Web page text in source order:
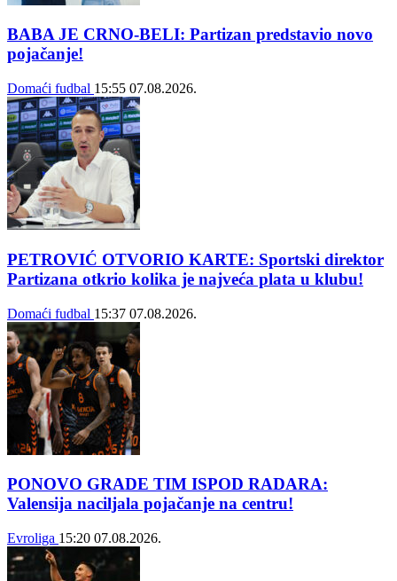
BABA JE CRNO-BELI: Partizan predstavio novo
pojačanje!
Domaći fudbal 15:55 07.08.2026.
PETROVIĆ OTVORIO KARTE: Sportski direktor
Partizana otkrio kolika je najveća plata u klubu!
Domaći fudbal 15:37 07.08.2026.
PONOVO GRADE TIM ISPOD RADARA:
Valensija naciljala pojačanje na centru!
Evroliga 15:20 07.08.2026.